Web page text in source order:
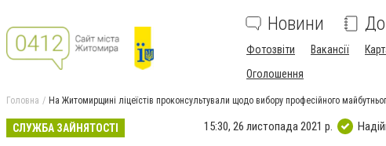
Новини
Фотозвіти Вакансії
Оголошення
Головна На Житомирщині ліцеїстів проконсультували щодо вибору професійного
СЛУЖБА ЗАЙНЯТОСТІ 15:30, 26 листопада 2021 р.